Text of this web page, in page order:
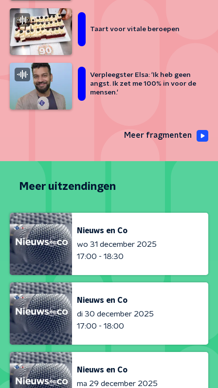
Taart voor vitale beroepen
Verpleegster Elsa: 'Ik heb geen
angst. Ik zet me 100% in voor de
mensen.'
Meer fragmenten
Meer uitzendingen
Nieuws en Co
wo 31 december 2025
17:00 - 18:30
Nieuws en Co
di 30 december 2025
17:00 - 18:00
Nieuws en Co
ma 29 december 2025